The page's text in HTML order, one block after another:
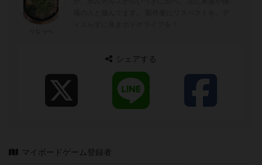
シェアする
マイボードゲーム登録者